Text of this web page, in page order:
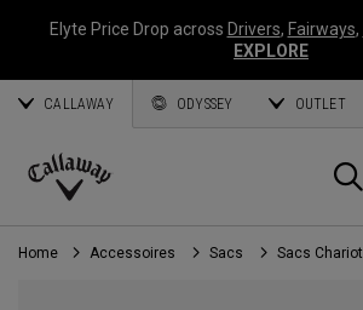
Elyte Price Drop across Drivers, Fairways,
EXPLORE
CALLAWAY ODYSSEY OUTLET
Callaway
Golf
Home Accessoires Sacs Sacs Chariot